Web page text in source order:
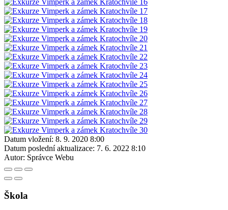
Datum vložení: 8. 9. 2020 8:00
Datum poslední aktualizace: 7. 6. 2022 8:10
Autor: Správce Webu
Škola